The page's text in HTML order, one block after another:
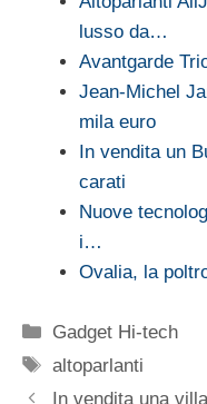
lusso da…
Avantgarde
Jean-Michel
mila euro
In vendita un
carati
Nuove
i…
Ovalia, la
Categorie
Gadget Hi-tech
Tag
altoparlanti
In vendita una